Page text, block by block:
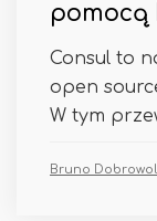
pomocą
Consul to
open
W tym
Bruno